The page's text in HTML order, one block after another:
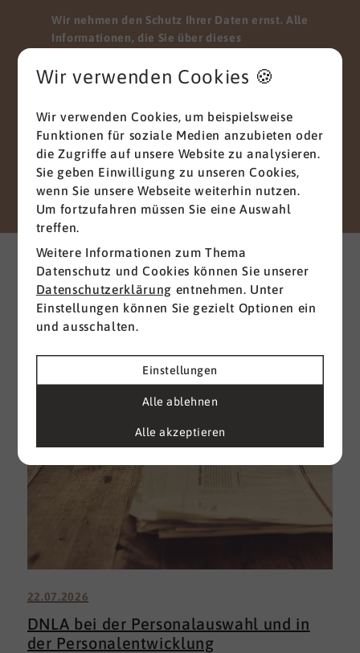
Wir nehmen den Schutz Ihrer Daten ernst. Alle
Informationen, die Sie über dieses
vertraulich behandelt. Wir garantieren, dass Ihre
Vielen Dank für Ihr Vertrauen.
Senden
Weitere interessante News
aus der Branche
Alle ansehen
22.07.2026
DNLA bei der Personalauswahl und in
der Personalentwicklung
Wir verwenden Cookies 🍪
Wir verwenden Cookies, um beispielsweise
Funktionen für soziale Medien anzubieten oder
die Zugriffe auf unsere Website zu analysieren.
Sie geben Einwilligung zu unseren Cookies,
wenn Sie unsere Webseite weiterhin nutzen.
Um fortzufahren müssen Sie eine Auswahl
treffen.
Weitere Informationen zum Thema
Datenschutz und Cookies können Sie unserer
Datenschutzerklärung entnehmen. Unter
Einstellungen können Sie gezielt Optionen ein
und ausschalten.
Einstellungen
Alle ablehnen
Alle akzeptieren